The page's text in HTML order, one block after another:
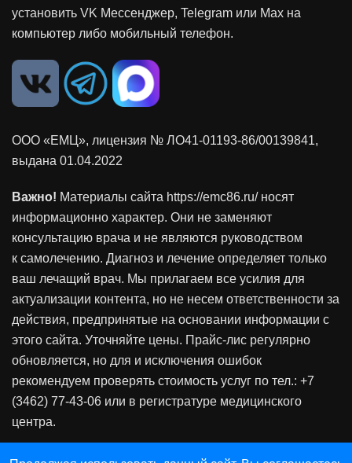
установить VK Мессенджер, Telegram или Max на
компьютер либо мобильный телефон.
ООО «ЕМЦ», лицензия № ЛО41-01193-86/00139841,
выдана 01.04.2022
Важно! Материалы сайта https://emc86.ru/ носят
информационно характер. Они не заменяют
консультацию врача и не являются руководством
к самолечению. Диагноз и лечение определяет только
ваш лечащий врач. Мы прилагаем все усилия для
актуализации контента, но не несем ответственности за
действия, предпринятые на основании информации с
этого сайта. Уточняйте цены. Прайс-лис регулярно
обновляется, но для и исключения ошибок
рекомендуем проверять стоимость услуг по тел.: +7
(3462) 77-43-06 или в регистратуре медицинского
центра.